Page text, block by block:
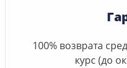
100% возврата
курс (до